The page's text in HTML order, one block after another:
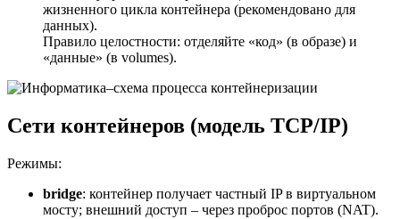
жизненного цикла контейнера (рекомендовано для
данных).
Правило целостности: отделяйте «код» (в образе) и
«данные» (в volumes).
Сети контейнеров (модель TCP/IP)
Режимы:
bridge: контейнер получает частный IP в виртуальном
мосту; внешний доступ – через проброс портов (NAT).